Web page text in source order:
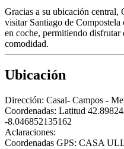
Gracias a su ubicación central,
visitar Santiago de
en coche, permitiendo
comodidad.
Ubicación
Dirección: Casal- Campos -
Coordenadas: Latitud
-8.046852135162
Aclaraciones:
Coordenadas GPS: CASA